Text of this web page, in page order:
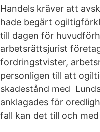
Handels kräver att
hade begärt
till dagen för
arbetsrättsjurist
fordringstvister,
personligen till att
skadestånd med
anklagades för
fall kan det till och